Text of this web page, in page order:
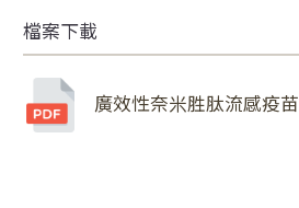
檔案下載
廣效性奈米胜肽流感疫苗